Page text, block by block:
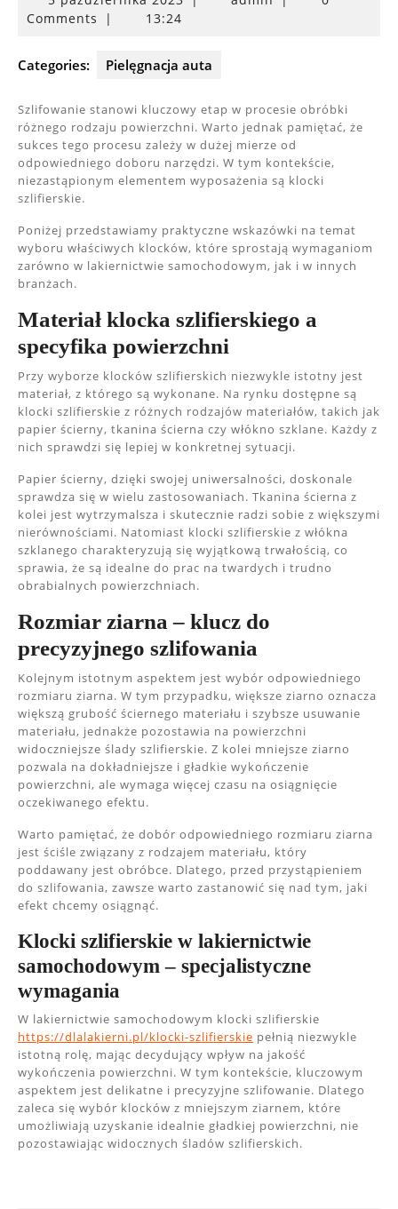
Comments
| 13:24
Categories: Pielęgnacja auta
Szlifowanie stanowi kluczowy etap w procesie obróbki
różnego rodzaju powierzchni. Warto jednak pamiętać, że
sukces tego procesu zależy w dużej mierze od
odpowiedniego doboru narzędzi. W tym kontekście,
niezastąpionym elementem wyposażenia są klocki
szlifierskie.
Poniżej przedstawiamy praktyczne wskazówki na temat
wyboru właściwych klocków, które sprostają wymaganiom
zarówno w lakiernictwie samochodowym, jak i w innych
branżach.
Materiał klocka szlifierskiego a
specyfika powierzchni
Przy wyborze klocków szlifierskich niezwykle istotny jest
materiał, z którego są wykonane. Na rynku dostępne są
klocki szlifierskie z różnych rodzajów materiałów, takich jak
papier ścierny, tkanina ścierna czy włókno szklane. Każdy z
nich sprawdzi się lepiej w konkretnej sytuacji.
Papier ścierny, dzięki swojej uniwersalności, doskonale
sprawdza się w wielu zastosowaniach. Tkanina ścierna z
kolei jest wytrzymalsza i skutecznie radzi sobie z większymi
nierównościami. Natomiast klocki szlifierskie z włókna
szklanego charakteryzują się wyjątkową trwałością, co
sprawia, że są idealne do prac na twardych i trudno
obrabialnych powierzchniach.
Rozmiar ziarna – klucz do
precyzyjnego szlifowania
Kolejnym istotnym aspektem jest wybór odpowiedniego
rozmiaru ziarna. W tym przypadku, większe ziarno oznacza
większą grubość ściernego materiału i szybsze usuwanie
materiału, jednakże pozostawia na powierzchni
widoczniejsze ślady szlifierskie. Z kolei mniejsze ziarno
pozwala na dokładniejsze i gładkie wykończenie
powierzchni, ale wymaga więcej czasu na osiągnięcie
oczekiwanego efektu.
Warto pamiętać, że dobór odpowiedniego rozmiaru ziarna
jest ściśle związany z rodzajem materiału, który
poddawany jest obróbce. Dlatego, przed przystąpieniem
do szlifowania, zawsze warto zastanowić się nad tym, jaki
efekt chcemy osiągnąć.
Klocki szlifierskie w lakiernictwie
samochodowym – specjalistyczne
wymagania
W lakiernictwie samochodowym klocki szlifierskie
https://dlalakierni.pl/klocki-szlifierskie pełnią niezwykle
istotną rolę, mając decydujący wpływ na jakość
wykończenia powierzchni. W tym kontekście, kluczowym
aspektem jest delikatne i precyzyjne szlifowanie. Dlatego
zaleca się wybór klocków z mniejszym ziarnem, które
umożliwiają uzyskanie idealnie gładkiej powierzchni, nie
pozostawiając widocznych śladów szlifierskich.